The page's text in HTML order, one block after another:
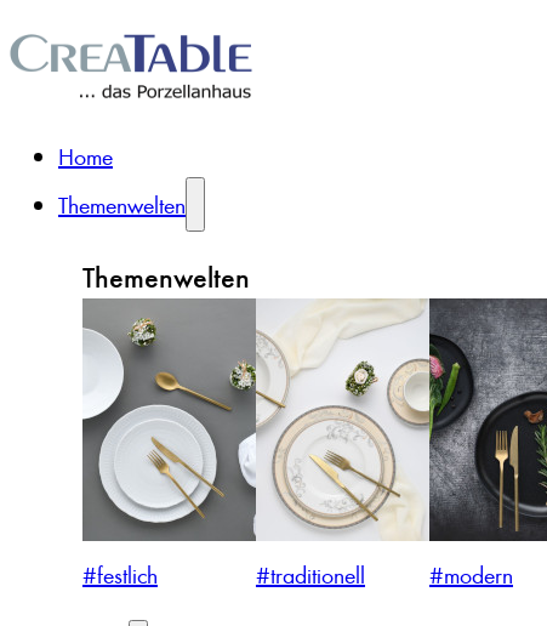
Home
Themenwelten
Themenwelten
#festlich #traditionell #modern